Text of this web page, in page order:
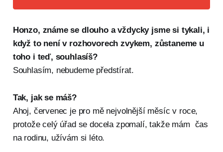
Honzo, známe se dlouho a vždycky jsme si tykali, i
když to není v rozhovorech zvykem, zůstaneme u
toho i teď, souhlasíš?
Souhlasím, nebudeme předstírat.
Tak, jak se máš?
Ahoj, červenec je pro mě nejvolnější měsíc v roce,
protože celý úřad se docela zpomalí, takže mám čas
na rodinu, užívám si léto.